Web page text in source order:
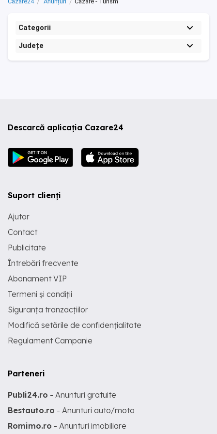
Categorii
Județe
Descarcă aplicația Cazare24
Suport clienți
Ajutor
Contact
Publicitate
Întrebări frecvente
Abonament VIP
Termeni și condiții
Siguranța tranzacțiilor
Modifică setările de confidențialitate
Regulament Campanie
Parteneri
Publi24.ro - Anunturi gratuite
Bestauto.ro - Anunturi auto/moto
Romimo.ro - Anunturi imobiliare